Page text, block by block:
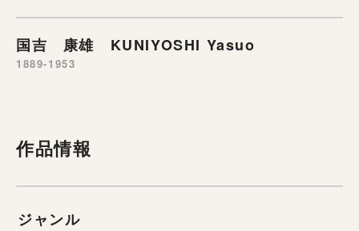
国吉 康雄 KUNIYOSHI Yasuo
1889-1953
作品情報
ジャンル